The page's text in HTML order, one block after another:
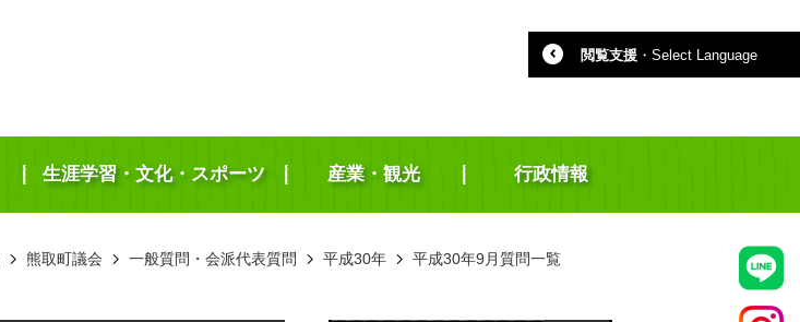
閲覧支援 ・ Select Language
生涯学習・文化・スポーツ 産業・観光 行政情報
熊取町議会 一般質問・会派代表質問 平成30年 平成30年9月質問一覧